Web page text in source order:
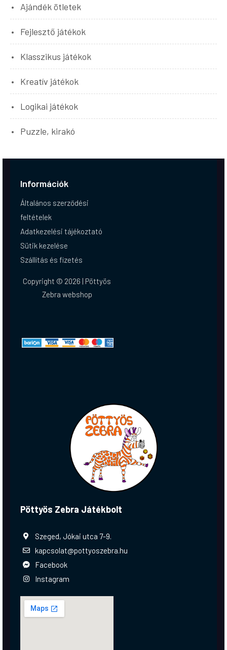
Ajándék ötletek
Fejlesztő játékok
Klasszikus játékok
Kreatív játékok
Logikai játékok
Puzzle, kirakó
Információk
Általános szerződési
feltételek
Adatkezelési tájékoztató
Sütik kezelése
Szállítás és fizetés
Copyright © 2026 | Pöttyös
Zebra webshop
Pöttyös Zebra Játékbolt
Szeged, Jókai utca 7-9.
kapcsolat@pottyoszebra.hu
Facebook
Instagram